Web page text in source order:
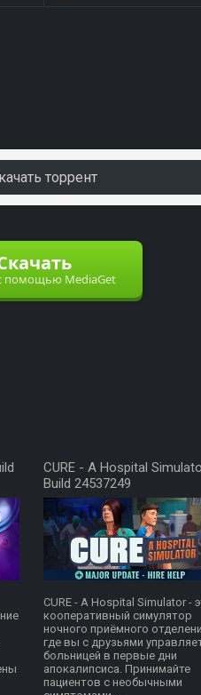
торрент
помощью MediaGet
CURE - A Hospital
Build 24537249
CURE - A Hospital Simulator -
кооперативный симулятор
ночного приёмного
где вы с друзьями
больницей в первые дни
апокалипсиса. Принимайте
пациентов с необычными